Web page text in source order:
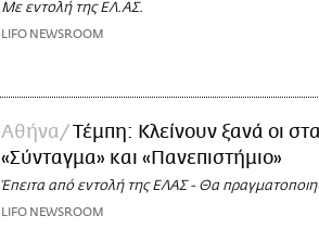
Με εντολή της ΕΛ.ΑΣ.
LIFO NEWSROOM
Αθήνα
Τέμπη: Κλείνουν ξανά οι
«Σύνταγμα» και «Πανεπιστήμιο»
Έπειτα από εντολή της ΕΛΑΣ - Θα
LIFO NEWSROOM